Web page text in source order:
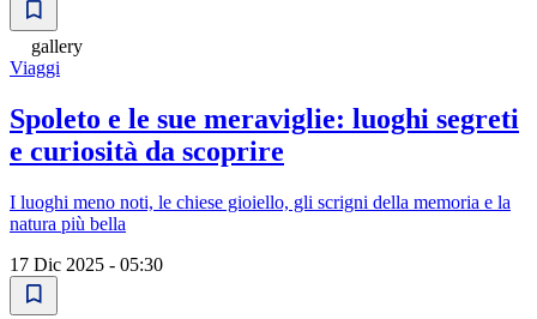
gallery
Viaggi
Spoleto e le sue meraviglie: luoghi segreti
e curiosità da scoprire
I luoghi meno noti, le chiese gioiello, gli scrigni della memoria e la
natura più bella
17 Dic 2025 - 05:30